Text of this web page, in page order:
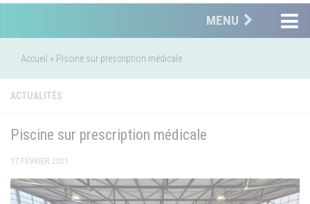
MENU
Accueil » Piscine sur prescription médicale
ACTUALITÉS
Piscine sur prescription médicale
17 FÉVRIER 2021